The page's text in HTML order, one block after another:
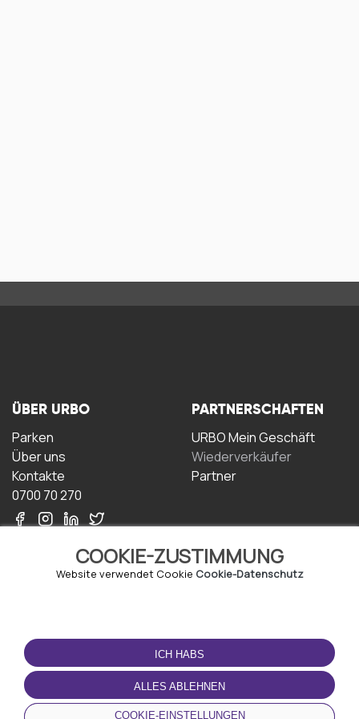
COOKIE-ZUSTIMMUNG
Website verwendet Cookie Cookie-Datenschutz
ICH HABS
ALLES ABLEHNEN
COOKIE-EINSTELLUNGEN
ÜBER URBO
Parken
Über uns
Kontakte
0700 70 270
PARTNERSCHAFTEN
URBO Mein Geschäft
Wiederverkäufer
Partner
NUTZUNGSBEDINGUNGEN
Geschäftsbedingungen
Datenschutz-
Bestimmungen
Cookie-Richtlinie
LADEN SIE DIE APP
HERUNTER